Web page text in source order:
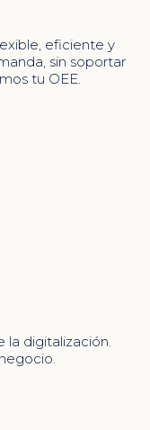
eficiente y
sin soportar
tu OEE.
la digitalización.